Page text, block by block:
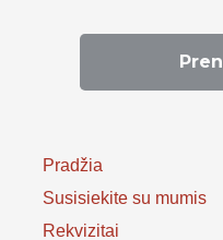
Pradžia
Susisiekite su mumis
Rekvizitai